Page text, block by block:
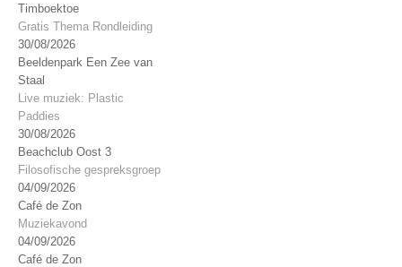
Timboektoe
Gratis Thema Rondleiding
30/08/2026
Beeldenpark Een Zee van
Staal
Live muziek: Plastic
Paddies
30/08/2026
Beachclub Oost 3
Filosofische gespreksgroep
04/09/2026
Café de Zon
Muziekavond
04/09/2026
Café de Zon